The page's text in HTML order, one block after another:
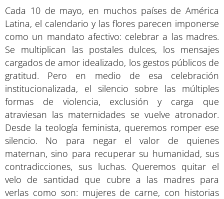
Cada 10 de mayo, en muchos países de América
Latina, el calendario y las flores parecen imponerse
como un mandato afectivo: celebrar a las madres.
Se multiplican las postales dulces, los mensajes
cargados de amor idealizado, los gestos públicos de
gratitud. Pero en medio de esa celebración
institucionalizada, el silencio sobre las múltiples
formas de violencia, exclusión y carga que
atraviesan las maternidades se vuelve atronador.
Desde la teología feminista, queremos romper ese
silencio. No para negar el valor de quienes
maternan, sino para recuperar su humanidad, sus
contradicciones, sus luchas. Queremos quitar el
velo de santidad que cubre a las madres para
verlas como son: mujeres de carne, con historias